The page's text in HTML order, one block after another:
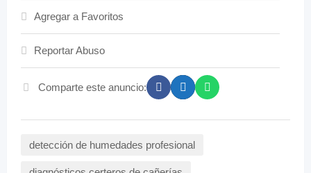
Agregar a Favoritos
Reportar Abuso
Comparte este anuncio:
detección de humedades profesional